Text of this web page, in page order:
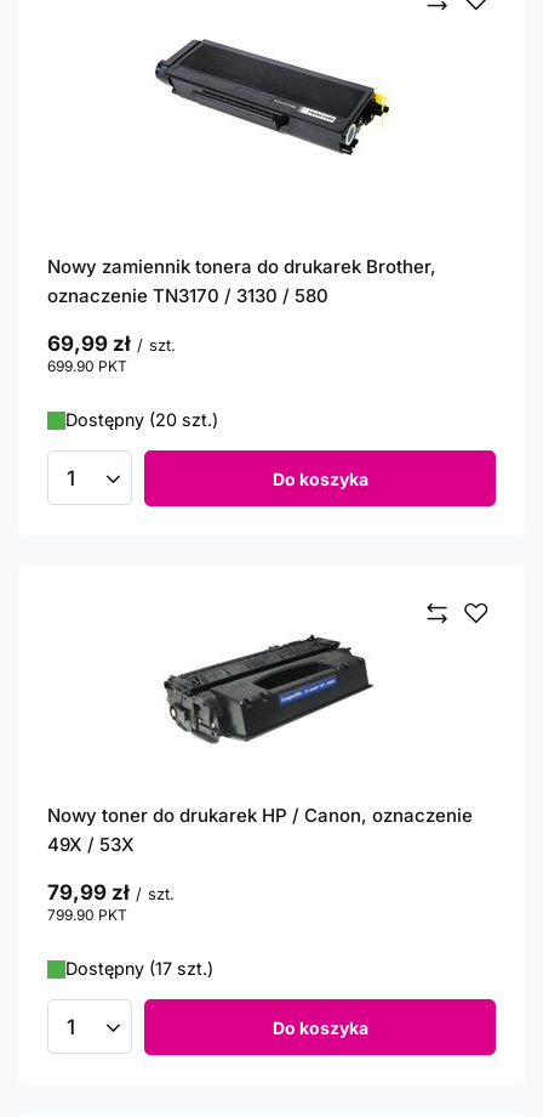
Nowy zamiennik tonera do drukarek Brother,
oznaczenie TN3170 / 3130 / 580
69,99 zł / szt.
699.90 PKT
Dostępny (20 szt.)
Ilość produktów Do koszyka
Nowy toner do drukarek HP / Canon, oznaczenie
49X / 53X
79,99 zł / szt.
799.90 PKT
Dostępny (17 szt.)
Ilość produktów Do koszyka